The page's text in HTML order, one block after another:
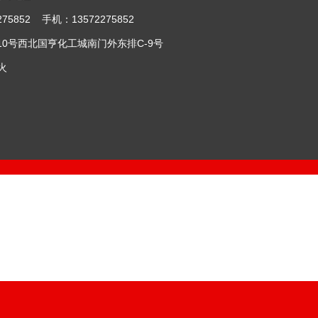
手机：13572275852
号西北国亨化工城南门外东排C-9号